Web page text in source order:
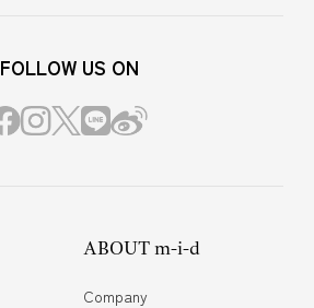
FOLLOW US ON
ABOUT m-i-d
Company